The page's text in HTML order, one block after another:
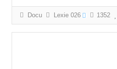
Docu Lexie 026 1352